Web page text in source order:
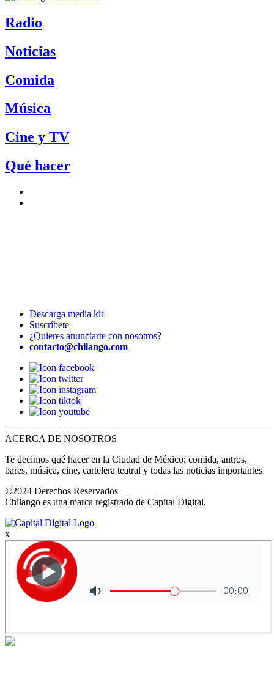
Radio
Noticias
Comida
Música
Cine y TV
Qué hacer
Descarga media kit
Suscríbete
¿Quieres anunciarte con nosotros?
contacto@chilango.com
ACERCA DE NOSOTROS
Te decimos qué hacer en la Ciudad de México: comida, antros,
bares, música, cine, cartelera teatral y todas las noticias importantes
©2024 Derechos Reservados
Chilango es una marca registrado de Capital Digital.
x